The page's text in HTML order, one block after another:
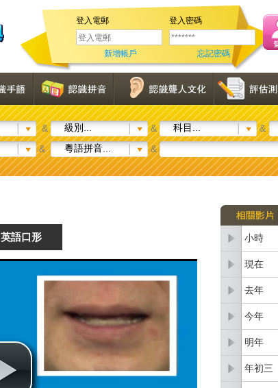
登入電郵 登入密碼
新增帳戶 忘記密碼
& 級別... & 科目... &
& 粵語拼音... &
英語口形 小時
現在
去年
今年
明年
年初三